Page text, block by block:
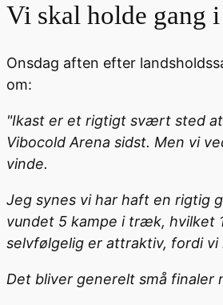
Vi skal holde gang
Onsdag aften efter
om:
"Ikast er et rigtigt svært sted
Vibocold Arena sidst. Men vi
vinde.
Jeg synes vi har haft en rigtig
vundet 5 kampe i træk, hvilket
selvfølgelig er attraktiv, fordi
Det bliver generelt små finaler